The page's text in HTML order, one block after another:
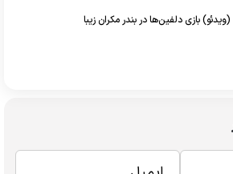
(ویدئو) بازی دلفین‌ها در بندر مکران زیبا